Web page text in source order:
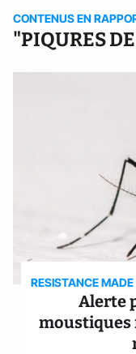
CONTENUS EN
"PIQURES
RESISTANCE
Alerte
moustiques